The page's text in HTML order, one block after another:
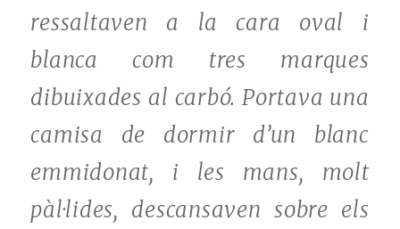
ressaltaven a la cara oval i
blanca com tres marques
dibuixades al carbó. Portava una
camisa de dormir d’un blanc
emmidonat, i les mans, molt
pàl·lides, descansaven sobre els